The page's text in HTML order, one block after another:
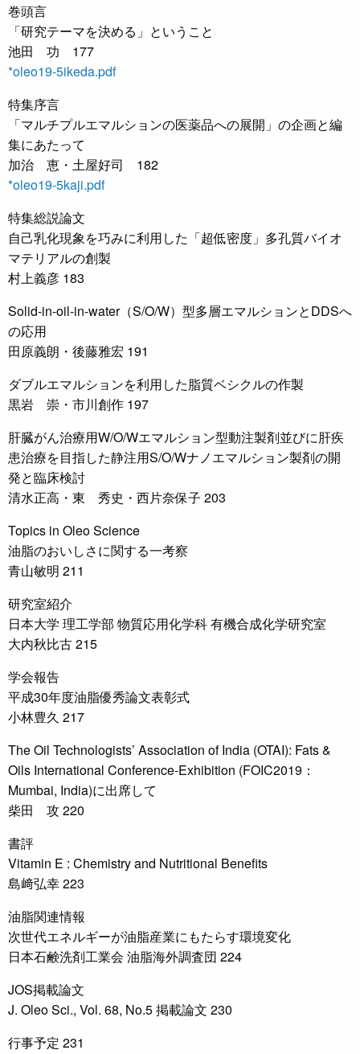
巻頭言
「研究テーマを決める」ということ
池田 功 177
*oleo19-5ikeda.pdf
特集序言
「マルチプルエマルションの医薬品への展開」の企画と編
集にあたって
加治 恵・土屋好司 182
*oleo19-5kaji.pdf
特集総説論文
自己乳化現象を巧みに利用した「超低密度」多孔質バイオ
マテリアルの創製
村上義彦 183
Solid-in-oil-in-water（S/O/W）型多層エマルションとDDSへ
の応用
田原義朗・後藤雅宏 191
ダブルエマルションを利用した脂質ベシクルの作製
黒岩 崇・市川創作 197
肝臓がん治療用W/O/Wエマルション型動注製剤並びに肝疾
患治療を目指した静注用S/O/Wナノエマルション製剤の開
発と臨床検討
清水正高・東 秀史・西片奈保子 203
Topics in Oleo Science
油脂のおいしさに関する一考察
青山敏明 211
研究室紹介
日本大学 理工学部 物質応用化学科 有機合成化学研究室
大内秋比古 215
学会報告
平成30年度油脂優秀論文表彰式
小林豊久 217
The Oil Technologists’ Association of India (OTAI): Fats &
Oils International Conference-Exhibition (FOIC2019：
Mumbai, India)に出席して
柴田 攻 220
書評
Vitamin E : Chemistry and Nutritional Benefits
島﨑弘幸 223
油脂関連情報
次世代エネルギーが油脂産業にもたらす環境変化
日本石鹸洗剤工業会 油脂海外調査団 224
JOS掲載論文
J. Oleo Sci., Vol. 68, No.5 掲載論文 230
行事予定 231